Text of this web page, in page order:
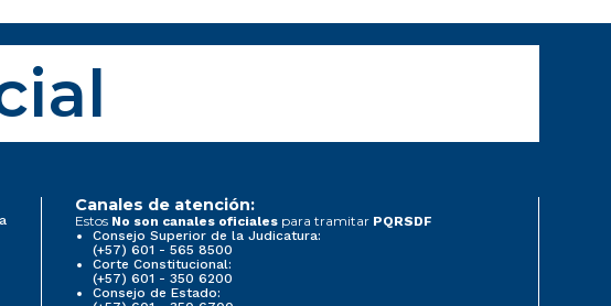
Canales de atención:
Estos No son canales oficiales para tramitar PQRSDF
Consejo Superior de la Judicatura:
(+57) 601 - 565 8500
Corte Constitucional:
(+57) 601 - 350 6200
Consejo de Estado: